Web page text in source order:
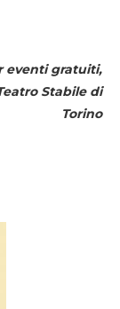
eventi gratuiti,
Stabile di
Torino